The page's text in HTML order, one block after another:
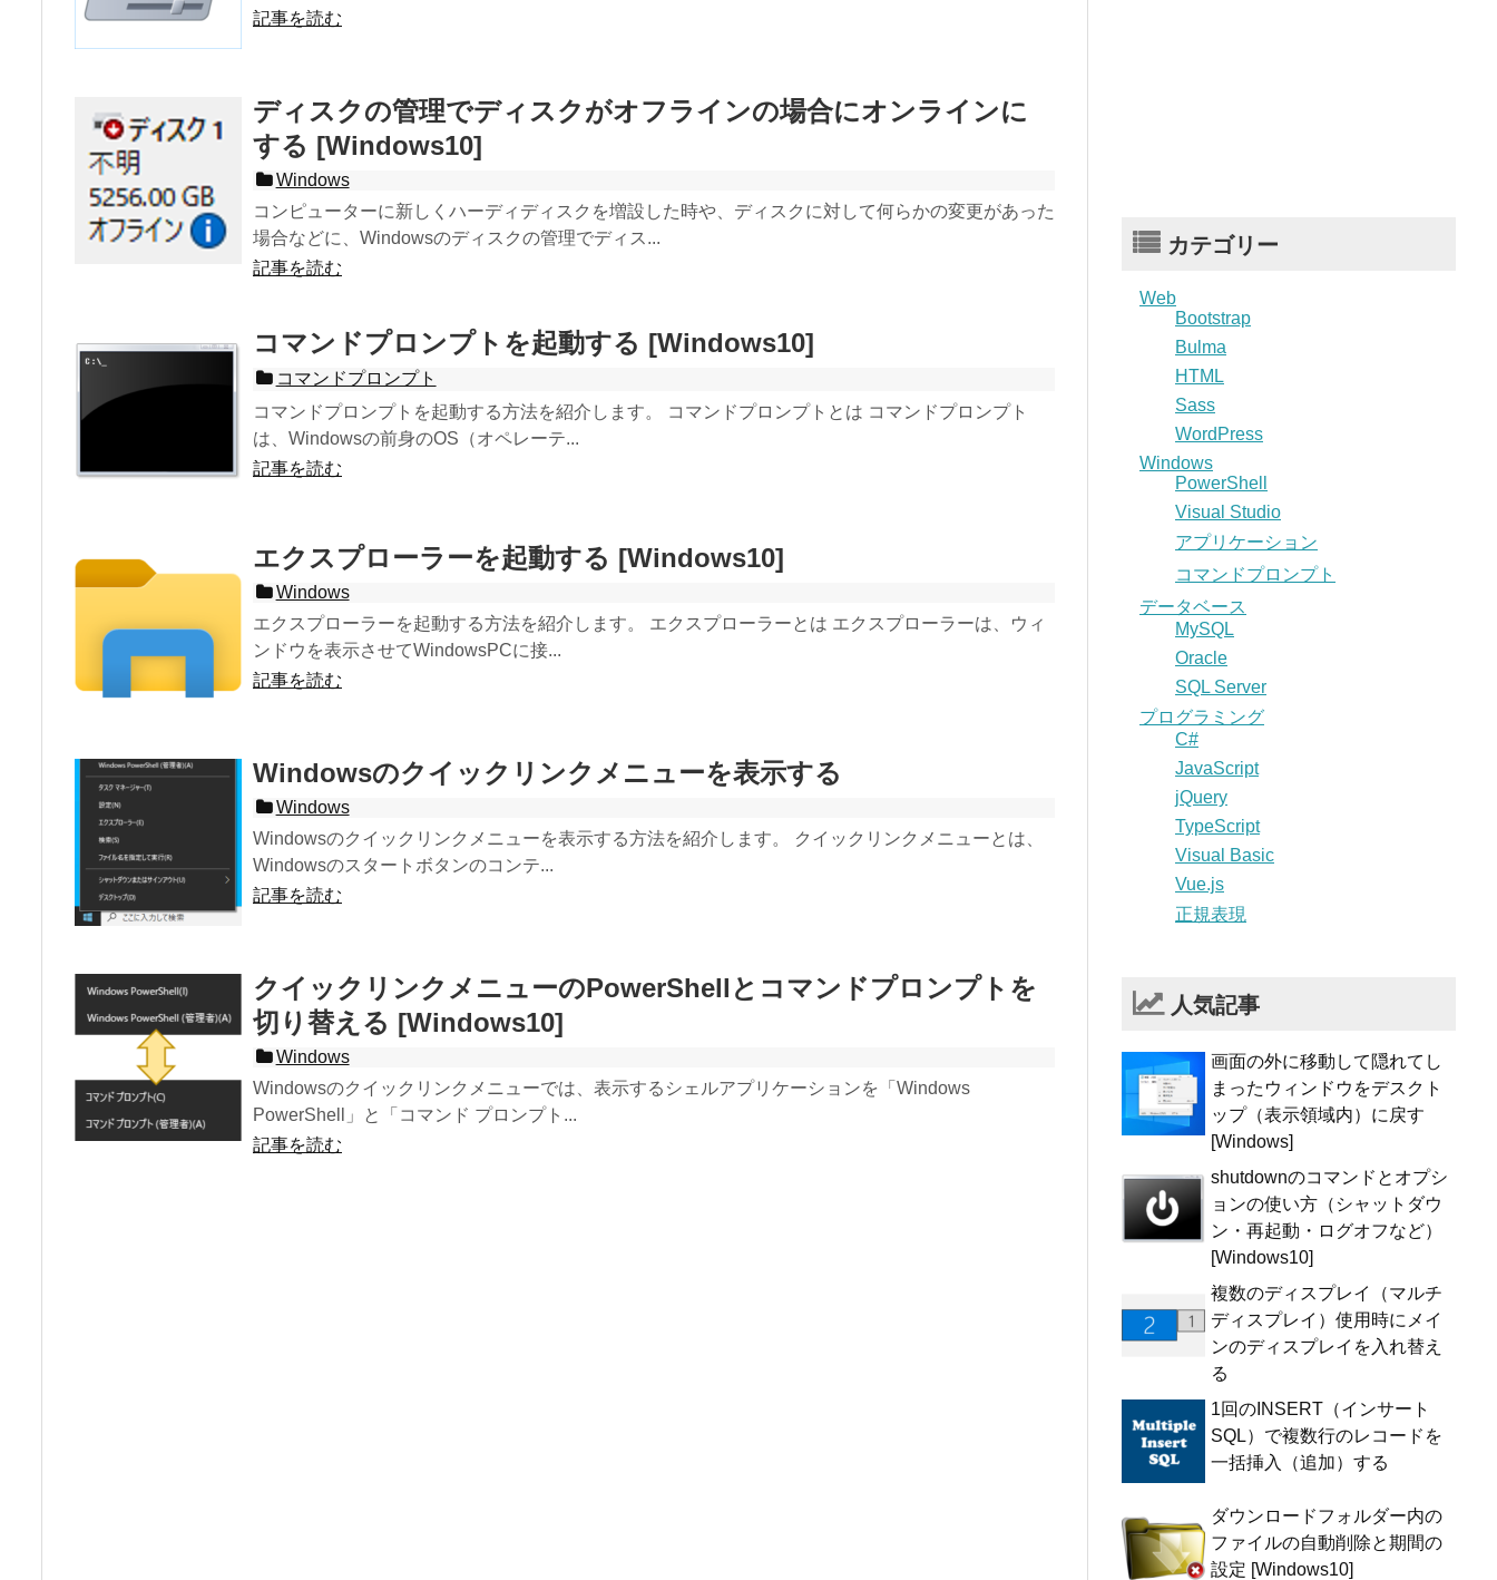
記事を読む
ディスクの管理でディスクがオフラインの場合にオンラインに
する [Windows10]
Windows
コンピューターに新しくハーディディスクを増設した時や、ディスクに対して何らかの変更があった
場合などに、Windowsのディスクの管理でディス...
記事を読む
コマンドプロンプトを起動する [Windows10]
コマンドプロンプト
コマンドプロンプトを起動する方法を紹介します。 コマンドプロンプトとは コマンドプロンプト
は、Windowsの前身のOS（オペレーテ...
記事を読む
エクスプローラーを起動する [Windows10]
Windows
エクスプローラーを起動する方法を紹介します。 エクスプローラーとは エクスプローラーは、ウィ
ンドウを表示させてWindowsPCに接...
記事を読む
Windowsのクイックリンクメニューを表示する
Windows
Windowsのクイックリンクメニューを表示する方法を紹介します。 クイックリンクメニューとは、
Windowsのスタートボタンのコンテ...
記事を読む
クイックリンクメニューのPowerShellとコマンドプロンプトを
切り替える [Windows10]
Windows
Windowsのクイックリンクメニューでは、表示するシェルアプリケーションを「Windows
PowerShell」と「コマンド プロンプト...
記事を読む
カテゴリー
Web
Bootstrap
Bulma
HTML
Sass
WordPress
Windows
PowerShell
Visual Studio
アプリケーション
コマンドプロンプト
データベース
MySQL
Oracle
SQL Server
プログラミング
C#
JavaScript
jQuery
TypeScript
Visual Basic
Vue.js
正規表現
人気記事
画面の外に移動して隠れてし
まったウィンドウをデスクト
ップ（表示領域内）に戻す
[Windows]
shutdownのコマンドとオプシ
ョンの使い方（シャットダウ
ン・再起動・ログオフなど）
[Windows10]
複数のディスプレイ（マルチ
ディスプレイ）使用時にメイ
ンのディスプレイを入れ替え
る
1回のINSERT（インサート
SQL）で複数行のレコードを
一括挿入（追加）する
ダウンロードフォルダー内の
ファイルの自動削除と期間の
設定 [Windows10]